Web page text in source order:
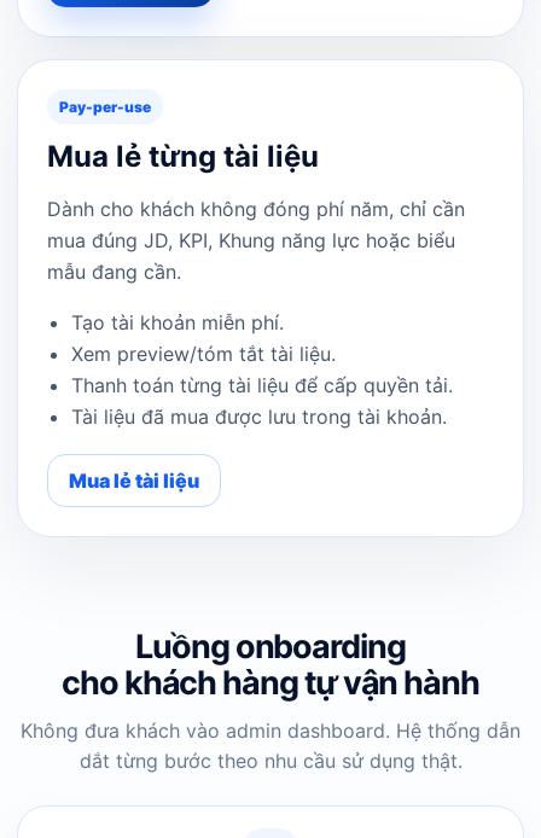
Pay-per-use
Mua lẻ từng tài liệu
Dành cho khách không đóng phí năm, chỉ cần
mua đúng JD, KPI, Khung năng lực hoặc biểu
mẫu đang cần.
Tạo tài khoản miễn phí.
Xem preview/tóm tắt tài liệu.
Thanh toán từng tài liệu để cấp quyền tải.
Tài liệu đã mua được lưu trong tài khoản.
Mua lẻ tài liệu
Luồng onboarding
cho khách hàng tự vận hành
Không đưa khách vào admin dashboard. Hệ thống dẫn
dắt từng bước theo nhu cầu sử dụng thật.